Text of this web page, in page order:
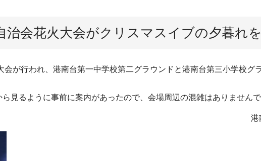
会花火大会がクリスマスイブの夕暮れ
が行われ、港南台第一中学校第二グラウンドと港南台第三小学校グ
見るように事前に案内があったので、会場周辺の混雑はありません
港